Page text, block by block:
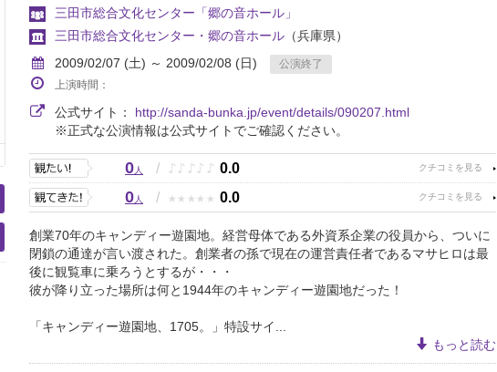
三田市総合文化センター「郷の音ホール」
三田市総合文化センター・郷の音ホール （兵庫県）
2009/02/07 (土) ～ 2009/02/08 (日)
公演終了
上演時間：
公式サイト： http://sanda-bunka.jp/event/details/090207.html
※正式な公演情報は公式サイトでご確認ください。
0人 / ♪ ♪ ♪ ♪ ♪ 0.0
0人 / ★ ★ ★ ★ ★ 0.0
創業70年のキャンディー遊園地。経営母体である外資系企業の役員から、ついに
閉鎖の通達が言い渡された。創業者の孫で現在の運営責任者であるマサヒロは最
後に観覧車に乗ろうとするが・・・
彼が降り立った場所は何と1944年のキャンディー遊園地だった！
「キャンディー遊園地、1705。」特設サイ...
もっと読む